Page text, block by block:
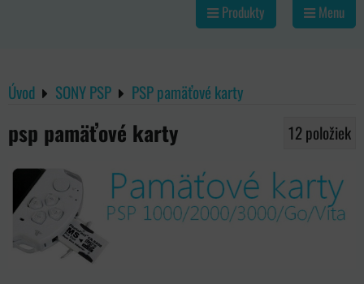
Produkty Menu
Úvod SONY PSP PSP pamäťové karty
psp pamäťové karty 12položiek